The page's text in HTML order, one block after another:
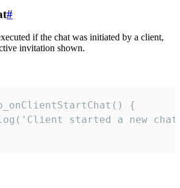
#
if the chat was initiated by a client,
invitation shown.
{
started a new